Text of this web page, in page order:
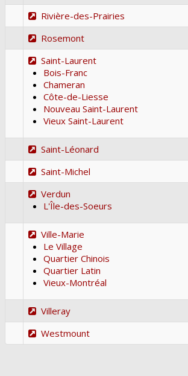
Rivière-des-Prairies
Rosemont
Saint-Laurent
Bois-Franc
Chameran
Côte-de-Liesse
Nouveau Saint-Laurent
Vieux Saint-Laurent
Saint-Léonard
Saint-Michel
Verdun
L'Île-des-Soeurs
Ville-Marie
Le Village
Quartier Chinois
Quartier Latin
Vieux-Montréal
Villeray
Westmount